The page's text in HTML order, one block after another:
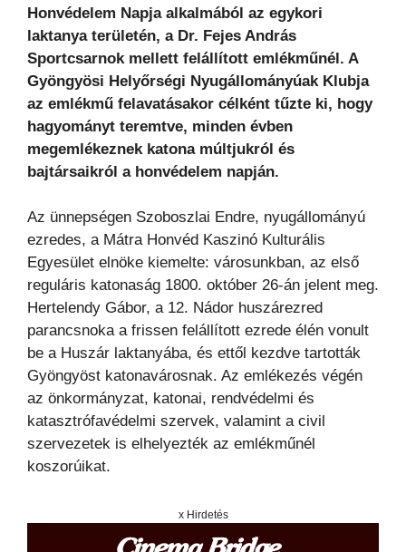
Honvédelem Napja alkalmából az egykori
laktanya területén, a Dr. Fejes András
Sportcsarnok mellett felállított emlékműnél. A
Gyöngyösi Helyőrségi Nyugállományúak Klubja
az emlékmű felavatásakor célként tűzte ki, hogy
hagyományt teremtve, minden évben
megemlékeznek katona múltjukról és
bajtársaikról a honvédelem napján.
Az ünnepségen Szoboszlai Endre, nyugállományú
ezredes, a Mátra Honvéd Kaszinó Kulturális
Egyesület elnöke kiemelte: városunkban, az első
reguláris katonaság 1800. október 26-án jelent meg.
Hertelendy Gábor, a 12. Nádor huszárezred
parancsnoka a frissen felállított ezrede élén vonult
be a Huszár laktanyába, és ettől kezdve tartották
Gyöngyöst katonavárosnak. Az emlékezés végén
az önkormányzat, katonai, rendvédelmi és
katasztrófavédelmi szervek, valamint a civil
szervezetek is elhelyezték az emlékműnél
koszorúikat.
x Hirdetés